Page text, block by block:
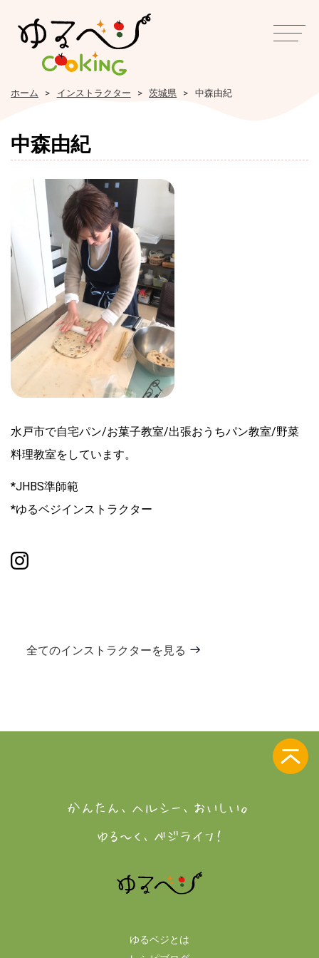
ホーム インストラクター 茨城県 中森由紀
中森由紀
水戸市で自宅パン/お菓子教室/出張おうちパン教室/野菜
料理教室をしています。
*JHBS準師範
*ゆるベジインストラクター
全てのインストラクターを見る
かんたん、ヘルシー、おいしい。
ゆる～く、ベジライフ！
ゆるベジとは